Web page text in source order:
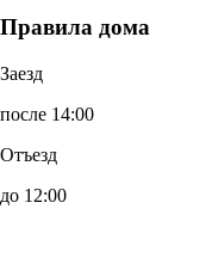
Правила дома
Заезд
после 14:00
Отъезд
до 12:00